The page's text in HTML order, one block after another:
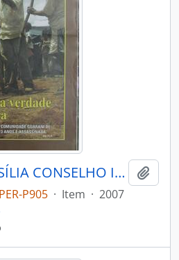
PORANTIM - BRASÍLIA CONSELHO INDIGENISTA MISSIONÁRIO - 2007 - Nº292
P905 · Item · 2007